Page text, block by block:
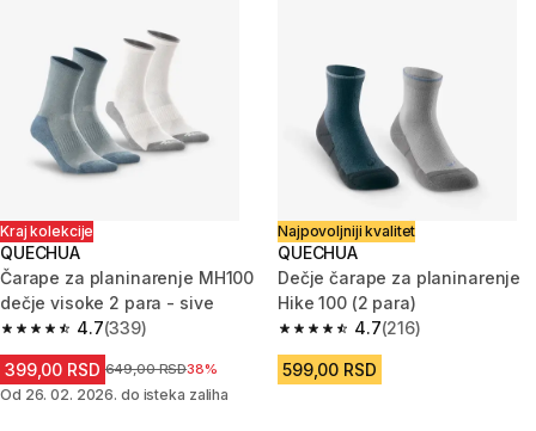
Kraj kolekcije
QUECHUA
Čarape za planinarenje MH100
dečje visoke 2 para - sive
4.7
4.7 od 5 zvezdica from 339 Recenzije
(339)
399,00 RSD Cena pre sniženja
649,00 RSD38%
Od 26. 02. 2026. do isteka zaliha
Najpovoljniji kvalitet
QUECHUA
Dečje čarape za planinarenje
Hike 100 (2 para)
4.7
4.7 od 5 zvezdica from 216
(216)
599,00 RSD